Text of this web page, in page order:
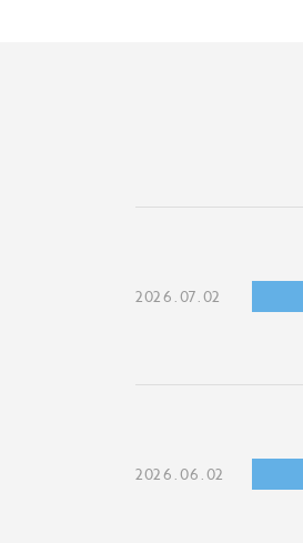
2026.07.02
2026.06.02